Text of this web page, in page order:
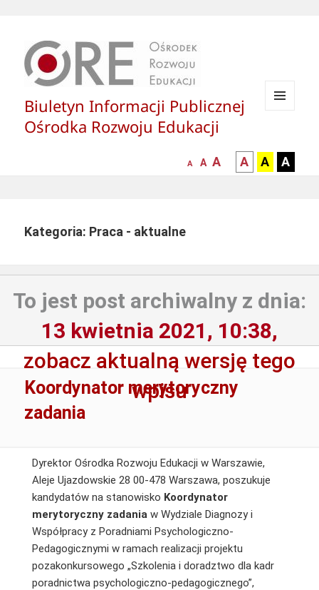
Biuletyn Informacji Publicznej
Ośrodka Rozwoju Edukacji
mniejsza
A
normalna
A
większa-
czcionka
A
kontrast
czarny
A
kontrast
czarny
A
żółty
A
Kategoria: Praca - aktualne
To jest post archiwalny z dnia:
13 kwietnia 2021, 10:38,
zobacz aktualną wersję tego
wpisu
Koordynator merytoryczny
zadania
Dyrektor Ośrodka Rozwoju Edukacji w Warszawie,
Aleje Ujazdowskie 28 00-478 Warszawa, poszukuje
kandydatów na stanowisko Koordynator
merytoryczny zadania w Wydziale Diagnozy i
Współpracy z Poradniami Psychologiczno-
Pedagogicznymi w ramach realizacji projektu
pozakonkursowego „Szkolenia i doradztwo dla kadr
poradnictwa psychologiczno-pedagogicznego”,